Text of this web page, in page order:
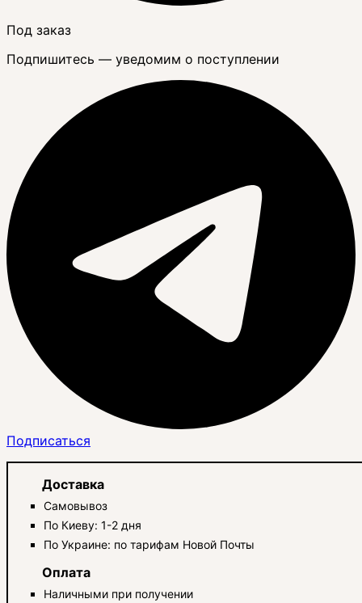
Под заказ
Подпишитесь — уведомим о поступлении
Подписаться
Доставка
Самовывоз
По Киеву: 1-2 дня
По Украине: по тарифам Новой Почты
Оплата
Наличными при получении